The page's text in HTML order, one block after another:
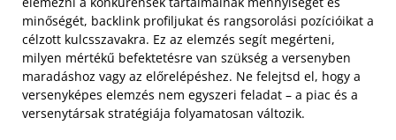
minőségét, backlink profiljukat és rangsorolási pozícióikat a
célzott kulcsszavakra. Ez az elemzés segít megérteni,
milyen mértékű befektetésre van szükség a versenyben
maradáshoz vagy az előrelépéshez. Ne felejtsd el, hogy a
versenyképes elemzés nem egyszeri feladat – a piac és a
versenytársak stratégiája folyamatosan változik.